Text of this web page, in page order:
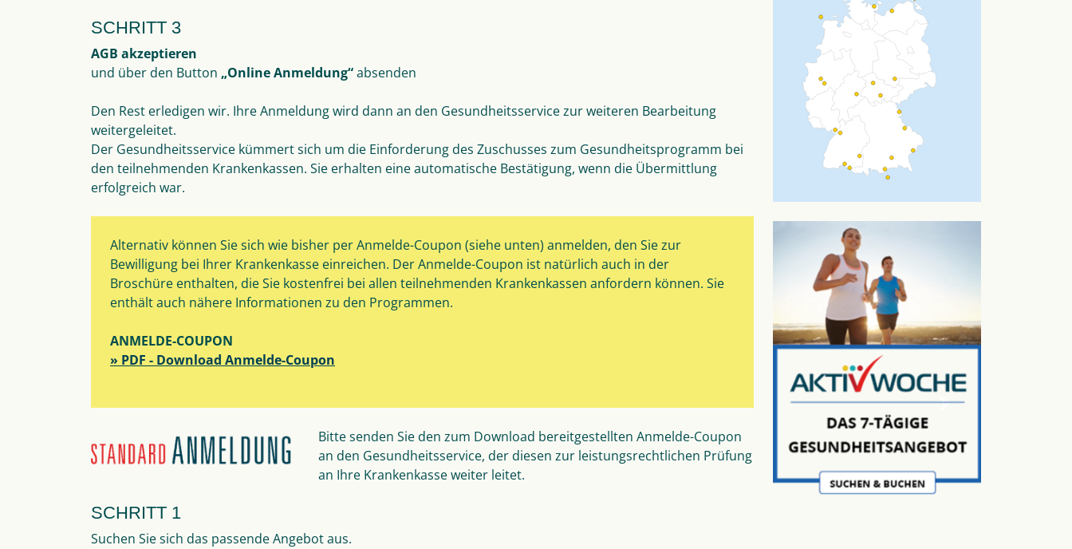
SCHRITT 3
AGB akzeptieren
und über den Button „Online Anmeldung“absenden
Den Rest erledigen wir. Ihre Anmeldung wird dann an den Gesundheitsservice zur weiteren Bearbeitung
weitergeleitet.
Der Gesundheitsservice kümmert sich um die Einforderung des Zuschusses zum Gesundheitsprogramm bei
den teilnehmenden Krankenkassen. Sie erhalten eine automatische Bestätigung, wenn die Übermittlung
erfolgreich war.
Alternativ können Sie sich wie bisher per Anmelde-Coupon (siehe unten) anmelden, den Sie zur
Bewilligung bei Ihrer Krankenkasse einreichen. Der Anmelde-Coupon ist natürlich auch in der
Broschüre enthalten, die Sie kostenfrei bei allen teilnehmenden Krankenkassen anfordern können. Sie
enthält auch nähere Informationen zu den Programmen.
ANMELDE-COUPON
» PDF - Download Anmelde-Coupon
Bitte senden Sie den zum Download bereitgestellten Anmelde-Coupon
an den Gesundheitsservice, der diesen zur leistungsrechtlichen Prüfung
an Ihre Krankenkasse weiter leitet.
SCHRITT 1
Suchen Sie sich das passende Angebot aus.